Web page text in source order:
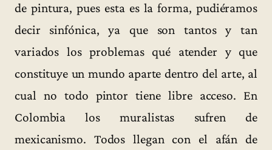
de pintura, pues esta es la forma, pudiéramos
decir sinfónica, ya que son tantos y tan
variados los problemas qué atender y que
constituye un mundo aparte dentro del arte, al
cual no todo pintor tiene libre acceso. En
Colombia los muralistas sufren de
mexicanismo. Todos llegan con el afán de